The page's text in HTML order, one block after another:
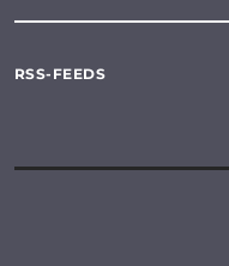
RSS-FEEDS